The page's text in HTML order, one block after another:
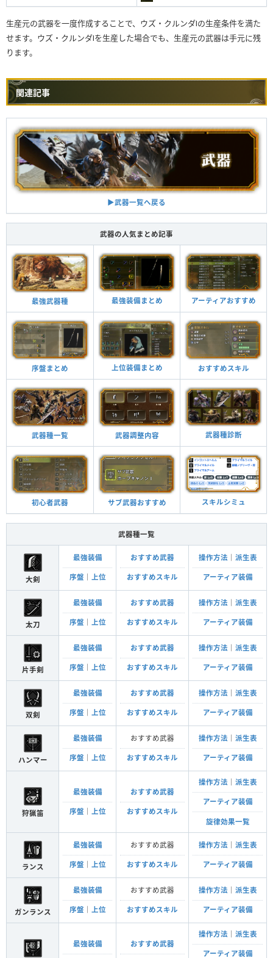
生産元の武器を一度作成することで、ウズ・クルンダⅠの生産条件を満た
せます。ウズ・クルンダⅠを生産した場合でも、生産元の武器は手元に残
ります。
関連記事
▶︎武器一覧へ戻る
武器の人気まとめ記事
最強武器種 最強装備まとめ アーティアおすすめ
序盤まとめ 上位装備まとめ おすすめスキル
武器種一覧 武器調整内容 武器種診断
初心者武器 サブ武器おすすめ スキルシミュ
武器種一覧
大剣
最強装備
序盤 上位
おすすめ武器
おすすめスキル
操作方法 派生表
アーティア装備
太刀
最強装備
序盤 上位
おすすめ武器
おすすめスキル
操作方法 派生表
アーティア装備
片手剣
最強装備
序盤 上位
おすすめ武器
おすすめスキル
操作方法 派生表
アーティア装備
双剣
最強装備
序盤 上位
おすすめ武器
おすすめスキル
操作方法 派生表
アーティア装備
ハンマー
最強装備
序盤 上位
おすすめ武器
おすすめスキル
操作方法 派生表
アーティア装備
狩猟笛
最強装備
序盤 上位
おすすめ武器
おすすめスキル
操作方法 派生表
アーティア装備
旋律効果一覧
ランス
最強装備
序盤 上位
おすすめ武器
おすすめスキル
操作方法 派生表
アーティア装備
ガンランス
最強装備
序盤 上位
おすすめ武器
おすすめスキル
操作方法 派生表
アーティア装備
最強装備 おすすめ武器
操作方法 派生表
アーティア装備